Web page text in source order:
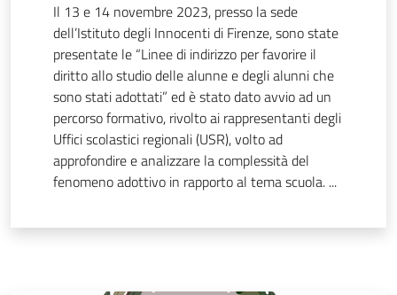
Il 13 e 14 novembre 2023, presso la sede
dell’Istituto degli Innocenti di Firenze, sono state
presentate le “Linee di indirizzo per favorire il
diritto allo studio delle alunne e degli alunni che
sono stati adottati” ed è stato dato avvio ad un
percorso formativo, rivolto ai rappresentanti degli
Uffici scolastici regionali (USR), volto ad
approfondire e analizzare la complessità del
fenomeno adottivo in rapporto al tema scuola. ...